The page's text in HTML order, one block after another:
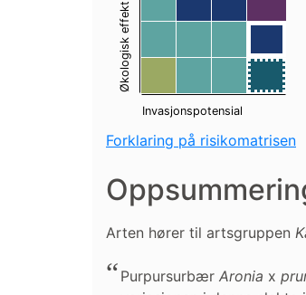
Økologisk effekt
Invasjonspotensial
Forklaring på risikomatrisen
Arten hører til artsgruppen
Purpursurbær Aronia x